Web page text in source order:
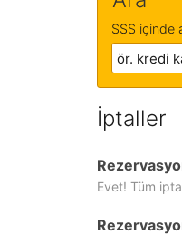
SSS içinde
İptaller
Evet! Tüm